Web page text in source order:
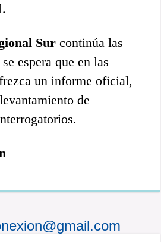
Sur continúa las
espera que en las
un informe oficial,
de